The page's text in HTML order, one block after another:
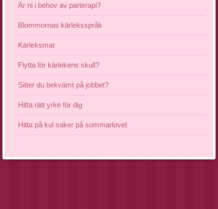
Är ni i behov av parterapi?
Blommornas kärleksspråk
Kärleksmat
Flytta för kärlekens skull?
Sitter du bekvämt på jobbet?
Hitta rätt yrke för dig
Hitta på kul saker på sommarlovet